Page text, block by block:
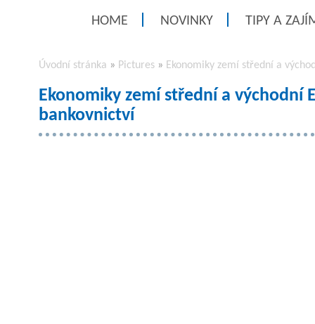
HOME NOVINKY TIPY A
Úvodní stránka » Pictures » Ekonomiky zemí střední a
Ekonomiky zemí střední a východní
bankovnictví